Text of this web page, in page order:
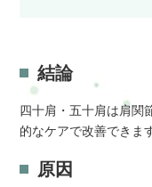
結論
四十肩・五十肩は肩関
的なケアで改善できま
原因